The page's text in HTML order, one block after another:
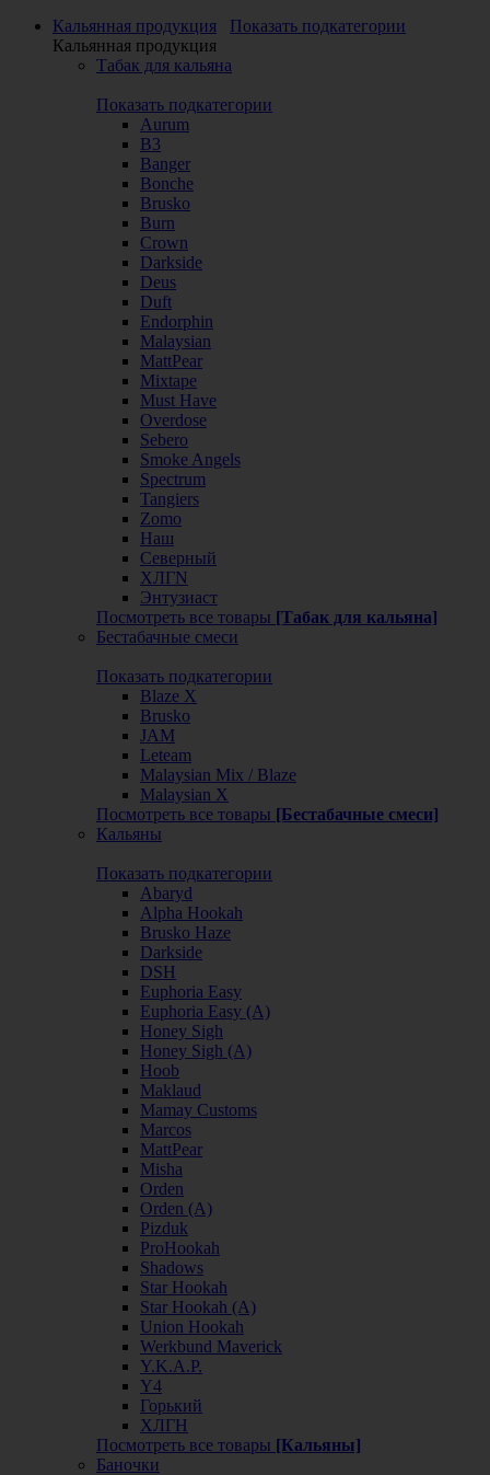
Кальянная продукция
Показать подкатегории
Кальянная продукция
Табак для кальяна
Показать подкатегории
Aurum
B3
Banger
Bonche
Brusko
Burn
Crown
Darkside
Deus
Duft
Endorphin
Malaysian
MattPear
Mixtape
Must Have
Overdose
Sebero
Smoke Angels
Spectrum
Tangiers
Zomo
Наш
Северный
ХЛГN
Энтузиаст
Посмотреть все товары [Табак для кальяна]
Бестабачные смеси
Показать подкатегории
Blaze X
Brusko
JAM
Leteam
Malaysian Mix / Blaze
Malaysian X
Посмотреть все товары [Бестабачные смеси]
Кальяны
Показать подкатегории
Abaryd
Alpha Hookah
Brusko Haze
Darkside
DSH
Euphoria Easy
Euphoria Easy (А)
Honey Sigh
Honey Sigh (А)
Hoob
Maklaud
Mamay Customs
Marcos
MattPear
Misha
Orden
Orden (А)
Pizduk
ProHookah
Shadows
Star Hookah
Star Hookah (А)
Union Hookah
Werkbund Maverick
Y.K.A.P.
Y4
Горький
ХЛГН
Посмотреть все товары [Кальяны]
Баночки